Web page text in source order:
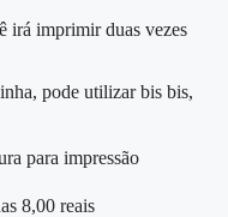
irá imprimir duas vezes
pode utilizar bis bis,
para impressão
8,00 reais